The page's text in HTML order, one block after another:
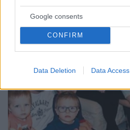
Google consents
CONFIRM
Data Deletion Data Access